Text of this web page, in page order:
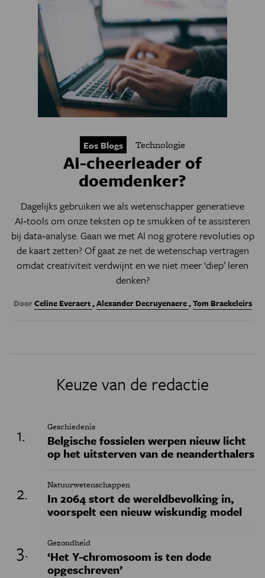
Eos Blogs Technologie
AI-cheerleader of
doemdenker?
Dagelijks gebruiken we als wetenschapper generatieve
AI‑tools om onze teksten op te smukken of te assisteren
bij data‑analyse. Gaan we met AI nog grotere revoluties op
de kaart zetten? Of gaat ze net de wetenschap vertragen
omdat creativiteit verdwijnt en we niet meer ‘diep’ leren
denken?
DoorCeline Everaert,Alexander Decruyenaere,Tom Braekeleirs
Keuze van de redactie
Geschiedenis
Belgische fossielen werpen nieuw licht
op het uitsterven van de neanderthalers
Natuurwetenschappen
In 2064 stort de wereldbevolking in,
voorspelt een nieuw wiskundig model
Gezondheid
‘Het Y-chromosoom is ten dode
opgeschreven’